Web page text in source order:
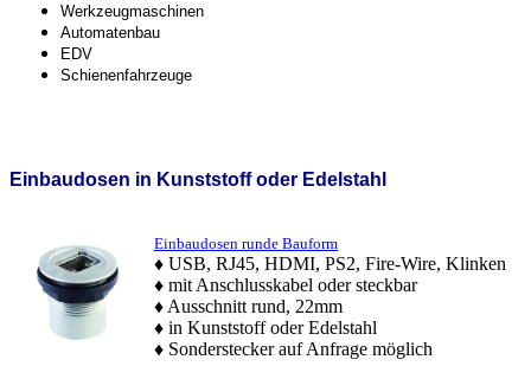
Werkzeugmaschinen
Automatenbau
EDV
Schienenfahrzeuge
Einbaudosen in Kunststoff oder Edelstahl
Einbaudosen runde Bauform
♦ USB, RJ45, HDMI, PS2, Fire-Wire, Klinken
♦ mit Anschlusskabel oder steckbar
♦ Ausschnitt rund, 22mm
♦ in Kunststoff oder Edelstahl
♦ Sonderstecker auf Anfrage möglich